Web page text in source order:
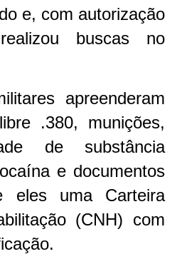
e, com autorização
buscas no
apreenderam
.380, munições,
de substância
e documentos
eles uma Carteira
(CNH) com